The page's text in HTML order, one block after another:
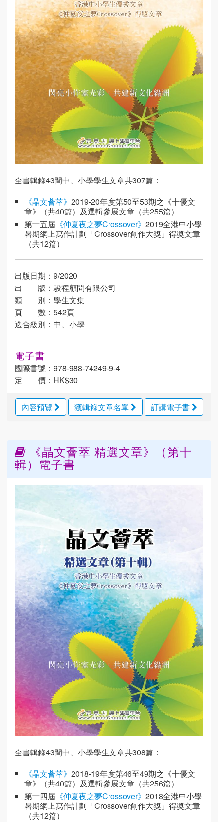
全書輯錄43間中、小學學生文章共307篇：
《晶文薈萃》 2019-20年度第50至53期之《十優文
章》（共40篇）及選輯參展文章（共255篇）
第十五屆 《仲夏夜之夢Crossover》 2019全港中小學
暑期網上寫作計劃「Crossover創作大獎」得獎文章
（共12篇）
出版日期：9/2020
出 版：駿程顧問有限公司
類 別：學生文集
頁 數：542頁
適合級別：中、小學
電子書
國際書號：978-988-74249-9-4
定 價：HK$30
內容預覽 獲輯錄文章名單 訂講電子書
《晶文薈萃 精選文章》（第十
輯）電子書
全書輯錄43間中、小學學生文章共308篇：
《晶文薈萃》 2018-19年度第46至49期之《十優文
章》（共40篇）及選輯參展文章（共256篇）
第十四屆 《仲夏夜之夢Crossover》 2018全港中小學
暑期網上寫作計劃「Crossover創作大獎」得獎文章
（共12篇）